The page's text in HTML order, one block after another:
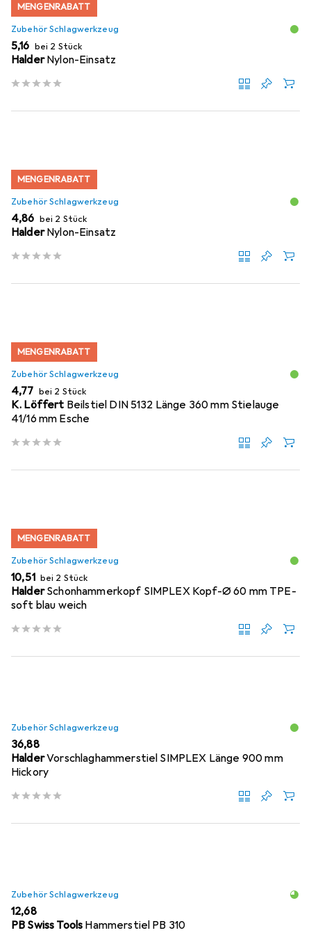
MENGENRABATT
Zubehör Schlagwerkzeug
EUR
5,16 bei 2 Stück
Halder Nylon-Einsatz
MENGENRABATT
Zubehör Schlagwerkzeug
EUR
4,86 bei 2 Stück
Halder Nylon-Einsatz
MENGENRABATT
Zubehör Schlagwerkzeug
EUR
4,77 bei 2 Stück
K. Löffert Beilstiel DIN 5132 Länge 360 mm Stielauge
41/16 mm Esche
MENGENRABATT
Zubehör Schlagwerkzeug
EUR
10,51 bei 2 Stück
Halder Schonhammerkopf SIMPLEX Kopf-Ø 60 mm TPE-
soft blau weich
Zubehör Schlagwerkzeug
EUR
36,88
HalderVorschlaghammerstiel SIMPLEX Länge 900 mm
Hickory
Zubehör Schlagwerkzeug
EUR
12,68
PB Swiss Tools Hammerstiel PB 310